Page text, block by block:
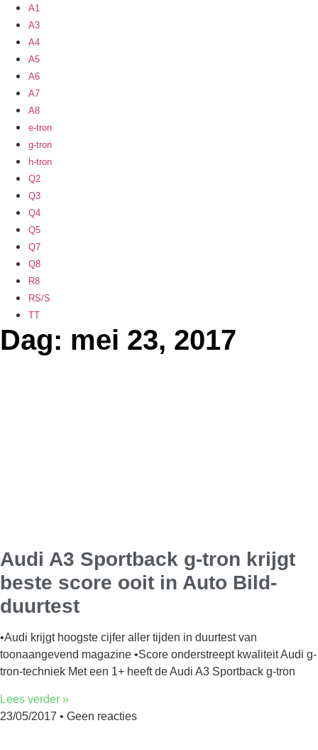
A1
A3
A4
A5
A6
A7
A8
e-tron
g-tron
h-tron
Q2
Q3
Q4
Q5
Q7
Q8
R8
RS/S
TT
Dag: mei 23, 2017
Audi A3 Sportback g-tron krijgt
beste score ooit in Auto Bild-
duurtest
•Audi krijgt hoogste cijfer aller tijden in duurtest van
toonaangevend magazine •Score onderstreept kwaliteit Audi g-
tron-techniek Met een 1+ heeft de Audi A3 Sportback g-tron
Lees verder »
23/05/2017
Geen reacties